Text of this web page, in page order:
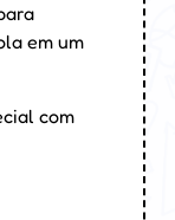
em um
com